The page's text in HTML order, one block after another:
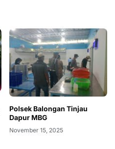
Polsek Balongan Tinjau
Dapur MBG
November 15, 2025